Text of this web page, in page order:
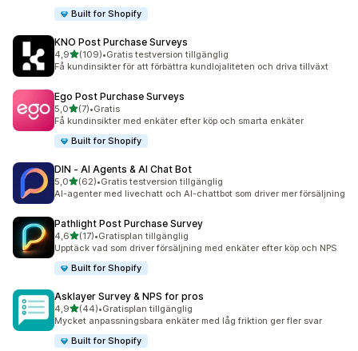
Built for Shopify
KNO Post Purchase Surveys
4,9av 5 stjärnor
(109)
109 recensioner totalt
•Gratis testversion tillgänglig
Få kundinsikter för att förbättra kundlojaliteten och driva tillväxt
Ego Post Purchase Surveys
5,0av 5 stjärnor
(7)
7 recensioner totalt
•Gratis
Få kundinsikter med enkäter efter köp och smarta enkäter
Built for Shopify
DIN ‑ AI Agents & AI Chat Bot
5,0av 5 stjärnor
(62)
62 recensioner totalt
•Gratis testversion tillgänglig
AI-agenter med livechatt och AI-chattbot som driver mer försäljning
Pathlight Post Purchase Survey
4,6av 5 stjärnor
(17)
17 recensioner totalt
•Gratisplan tillgänglig
Upptäck vad som driver försäljning med enkäter efter köp och NPS
Built for Shopify
Asklayer Survey & NPS for pros
4,9av 5 stjärnor
(44)
44 recensioner totalt
•Gratisplan tillgänglig
Mycket anpassningsbara enkäter med låg friktion ger fler svar
Built for Shopify